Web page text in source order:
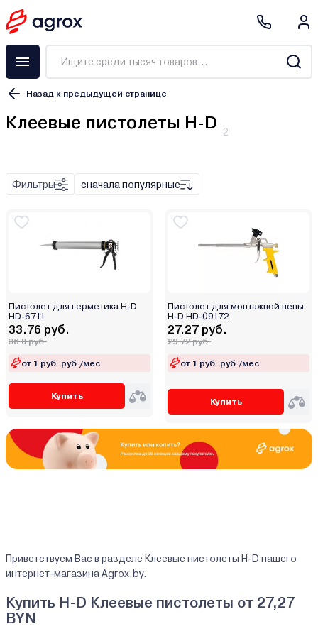
Назад к предыдущей странице
Клеевые пистолеты H-D 2
Фильтры сначала популярные
Пистолет для герметика H-D
HD-6711
33.76 руб.
36.8 руб.
от 1 руб. руб./мес.
Купить
Пистолет для монтажной пены
H-D HD-09172
27.27 руб.
29.72 руб.
от 1 руб. руб./мес.
Купить
Приветствуем Вас в разделе Клеевые пистолеты H-D нашего
интернет-магазина Agrox.by.
Купить H-D Клеевые пистолеты от 27,27
BYN